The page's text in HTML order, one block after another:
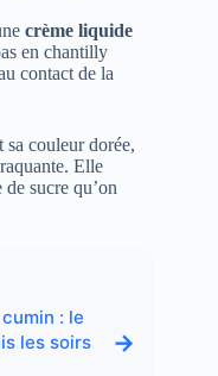
crème liquide
en chantilly
contact de la
sa couleur dorée,
Elle
sucre qu’on
: le
les soirs
→